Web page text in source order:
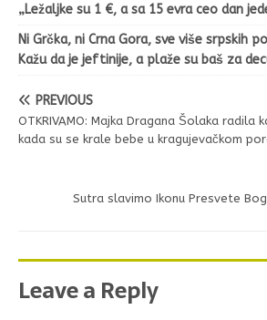
„Ležaljke su 1 €, a sa 15 evra ceo dan
Ni Grčka, ni Crna Gora, sve više srpskih
Kažu da je jeftinije, a plaže su baš za
PREVIOUS
OTKRIVAMO: Majka Dragana Šolaka radila
kada su se krale bebe u kragujevačkom
Sutra slavimo Ikonu Presvete
Leave a Reply